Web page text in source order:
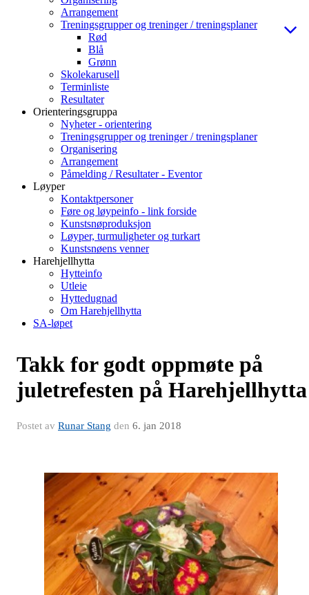
Arrangement
Treningsgrupper og treninger / treningsplaner
Rød
Blå
Grønn
Skolekarusell
Terminliste
Resultater
Orienteringsgruppa
Nyheter - orientering
Treningsgrupper og treninger / treningsplaner
Organisering
Arrangement
Påmelding / Resultater - Eventor
Løyper
Kontaktpersoner
Føre og løypeinfo - link forside
Kunstsnøproduksjon
Løyper, turmuligheter og turkart
Kunstsnøens venner
Harehjellhytta
Hytteinfo
Utleie
Hyttedugnad
Om Harehjellhytta
SA-løpet
Takk for godt oppmøte på
juletrefesten på Harehjellhytta
Postet av Runar Stang den 6. jan 2018